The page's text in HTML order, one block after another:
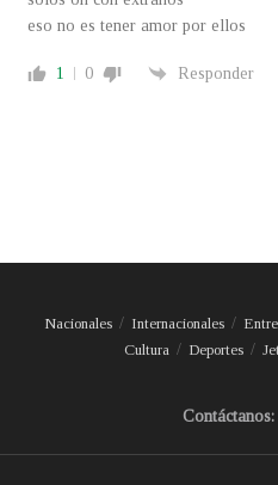
eso no es tener amor por ellos
1 0 Responder
Nacionales Internacionales
Cultura
Deportes